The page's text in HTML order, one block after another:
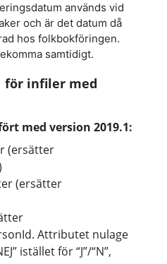
används vid
och är det datum då
hos folkbokföringen.
samtidigt.
för infiler med
med version 2019.1:
(ersätter
(ersätter
Attributet nulage
istället för “J”/“N”,